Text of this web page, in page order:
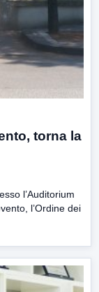
torna la
l’Auditorium
l’Ordine dei